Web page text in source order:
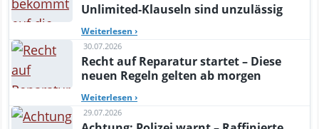
Unlimited-Klauseln sind unzulässig
Weiterlesen ›
30.07.2026
Recht auf Reparatur startet – Diese
neuen Regeln gelten ab morgen
Weiterlesen ›
29.07.2026